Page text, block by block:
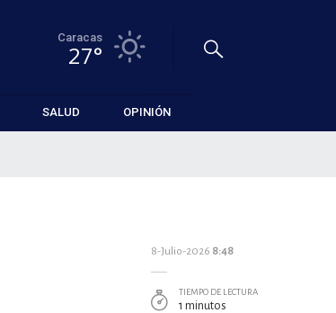
Caracas
27°
SALUD OPINIÓN
8-Julio-2026 8:48
TIEMPO DE LECTURA
1 minutos